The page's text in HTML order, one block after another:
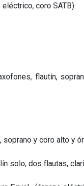
coro SATB).
flautín,
soprano y coro alto y
solo, dos flautas,